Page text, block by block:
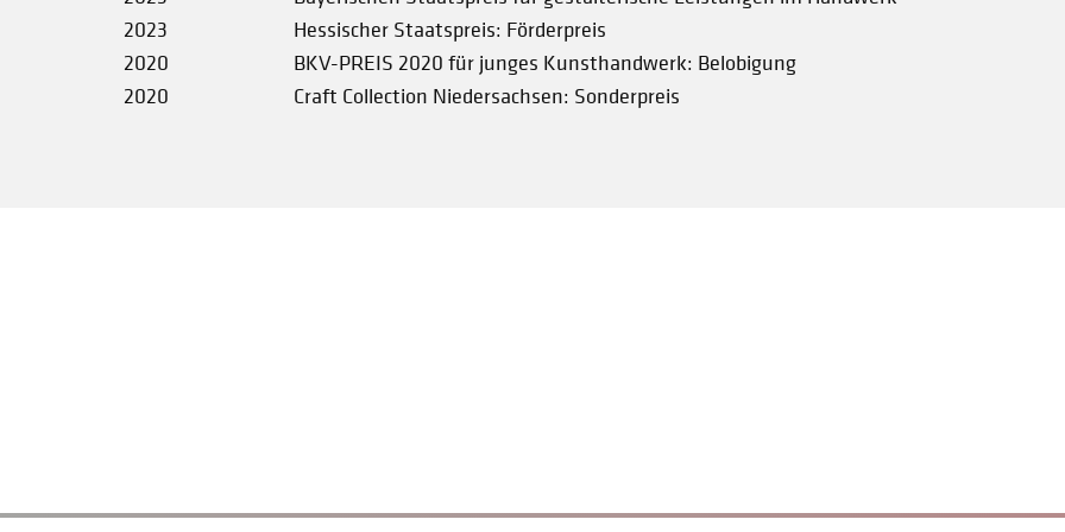
2023
Hessischer Staatspreis: Förderpreis
2020
BKV-PREIS 2020 für junges Kunsthandwerk: Belobigung
2020
Craft Collection Niedersachsen: Sonderpreis